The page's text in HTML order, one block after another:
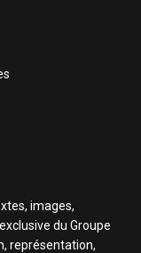
images,
du Groupe
représentation,